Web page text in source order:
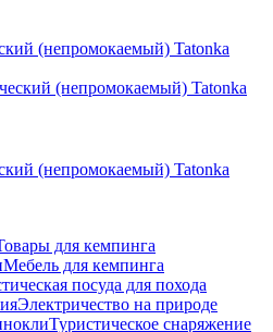
(непромокаемый) Tatonka
(непромокаемый) Tatonka
для кемпинга
Мебель для кемпинга
посуда для похода
Электричество на природе
Туристическое снаряжение